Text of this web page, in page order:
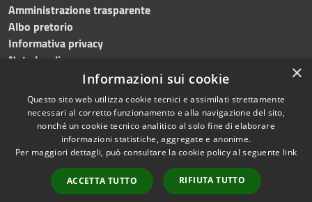
Amministrazione trasparente
Albo pretorio
Informativa privacy
Note legali
Dichiarazione di accessibilità
Accessibilità
Copyright © 2026 • Comune di
Bagnoli Irpino • Powered by
Municipium•
Accesso
redazione
×
Informazioni sui cookie
Questo sito web utilizza cookie tecnici e assimilati strettamente
necessari al corretto funzionamento e alla navigazione del sito,
nonché un cookie tecnico analitico al solo fine di elaborare
informazioni statistiche, aggregate e anonime.
Per maggiori dettagli, può consultare la cookie policy al seguente link
ACCETTA TUTTO RIFIUTA TUTTO